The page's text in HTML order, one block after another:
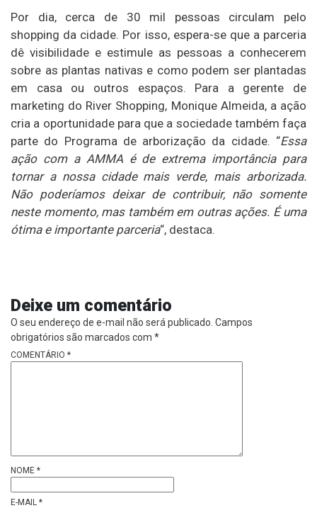
Por dia, cerca de 30 mil pessoas circulam pelo
shopping da cidade. Por isso, espera-se que a parceria
dê visibilidade e estimule as pessoas a conhecerem
sobre as plantas nativas e como podem ser plantadas
em casa ou outros espaços. Para a gerente de
marketing do River Shopping, Monique Almeida, a ação
cria a oportunidade para que a sociedade também faça
parte do Programa de arborização da cidade. “Essa
ação com a AMMA é de extrema importância para
tornar a nossa cidade mais verde, mais arborizada.
Não poderíamos deixar de contribuir, não somente
neste momento, mas também em outras ações. É uma
ótima e importante parceria“, destaca.
Deixe um comentário
O seu endereço de e-mail não será publicado. Campos
obrigatórios são marcados com *
COMENTÁRIO *
NOME *
E-MAIL *